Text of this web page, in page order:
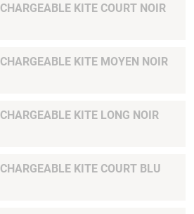
KITE COURT NOIR
KITE MOYEN NOIR
RESERVOIR RECHARGEABLE KITE LONG NOIR
KITE COURT BLU